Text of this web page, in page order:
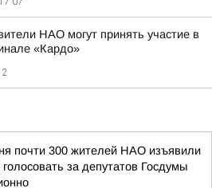
НАО могут принять участие в
«Кардо»
почти 300 жителей НАО изъявили
за депутатов Госдумы